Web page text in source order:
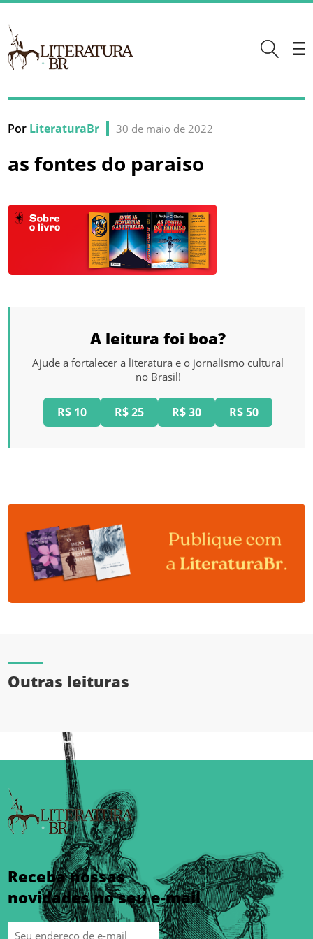
Por LiteraturaBr 30 de maio de 2022
as fontes do paraiso
A leitura foi boa?
Ajude a fortalecer a literatura e o jornalismo cultural
no Brasil!
R$ 10 R$ 25 R$ 30 R$ 50
Outras leituras
Receba nossas
novidades no seu e-mail